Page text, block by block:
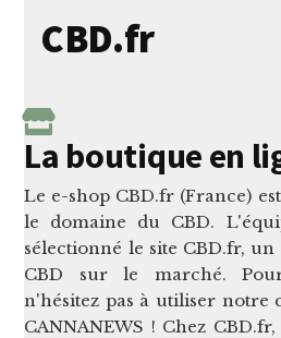
CBD.fr
La boutique en
Le e-shop CBD.fr (France)
le domaine du CBD.
sélectionné le site CBD.fr, un
CBD sur le marché.
n'hésitez pas à utiliser notre
CANNANEWS ! Chez